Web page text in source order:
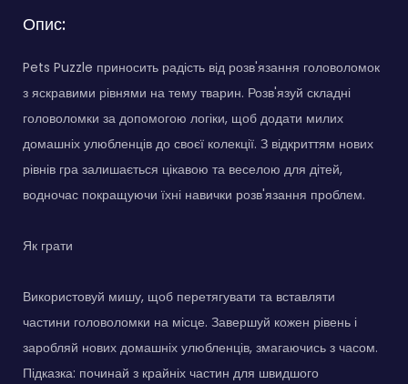
Опис:
Pets Puzzle приносить радість від розв'язання головоломок
з яскравими рівнями на тему тварин. Розв'язуй складні
головоломки за допомогою логіки, щоб додати милих
домашніх улюбленців до своєї колекції. З відкриттям нових
рівнів гра залишається цікавою та веселою для дітей,
водночас покращуючи їхні навички розв'язання проблем.
Як грати
Використовуй мишу, щоб перетягувати та вставляти
частини головоломки на місце. Завершуй кожен рівень і
заробляй нових домашніх улюбленців, змагаючись з часом.
Підказка: починай з крайніх частин для швидшого